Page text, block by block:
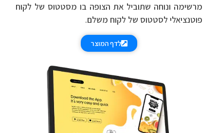
מרשימה ונוחה שתוביל את הצופה בו מסטטוס של לקוח
פוטנציאלי לסטטוס של לקוח משלם.
לדף המוצר